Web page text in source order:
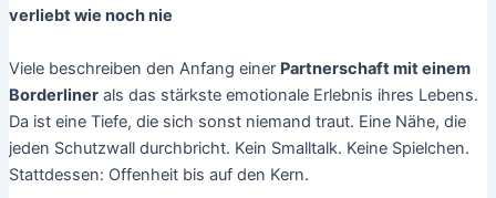
verliebt wie noch nie
Viele beschreiben den Anfang einer Partnerschaft mit einem
Borderlinerals das stärkste emotionale Erlebnis ihres Lebens.
Da ist eine Tiefe, die sich sonst niemand traut. Eine Nähe, die
jeden Schutzwall durchbricht. Kein Smalltalk. Keine Spielchen.
Stattdessen: Offenheit bis auf den Kern.